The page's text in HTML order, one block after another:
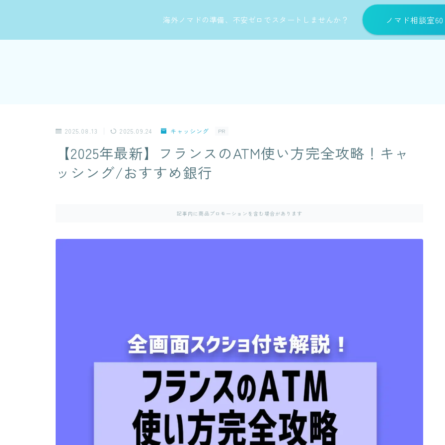
海外ノマドの準備、不安ゼロでスタートしませんか？ ノマド相談室
2025.08.13 2025.09.24 キャッシング PR
【2025年最新】フランスのATM使い方完全攻略！キャ
ッシング/おすすめ銀行
記事内に商品プロモーションを含む場合があります